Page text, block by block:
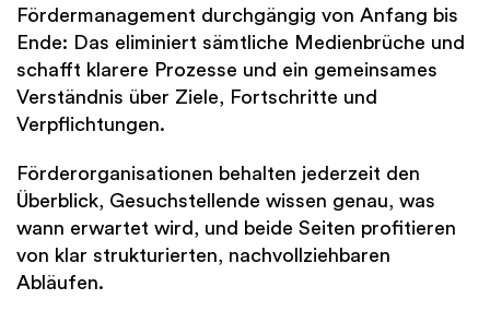
Fördermanagement durchgängig von Anfang bis
Ende: Das eliminiert sämtliche Medienbrüche und
schafft klarere Prozesse und ein gemeinsames
Verständnis über Ziele, Fortschritte und
Verpflichtungen.
Förderorganisationen behalten jederzeit den
Überblick, Gesuchstellende wissen genau, was
wann erwartet wird, und beide Seiten profitieren
von klar strukturierten, nachvollziehbaren
Abläufen.